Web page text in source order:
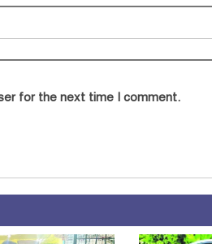
for the next time I comment.